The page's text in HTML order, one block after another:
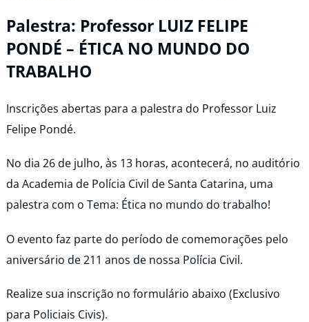
Palestra: Professor LUIZ FELIPE
PONDÉ – ÉTICA NO MUNDO DO
TRABALHO
Inscrições abertas para a palestra do Professor Luiz
Felipe Pondé.
No dia 26 de julho, às 13 horas, acontecerá, no auditório
da Academia de Polícia Civil de Santa Catarina, uma
palestra com o Tema: Ética no mundo do trabalho!
O evento faz parte do período de comemorações pelo
aniversário de 211 anos de nossa Polícia Civil.
Realize sua inscrição no formulário abaixo (Exclusivo
para Policiais Civis).